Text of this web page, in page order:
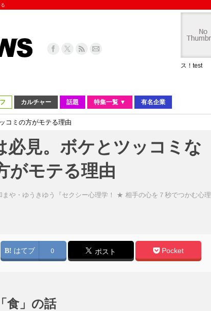
ス！test
カルチャー 話題 特集一覧 ▼ 有名企業
コミの方がモテる理由
必見。ボケとツッコミな
がモテる理由
まや・ゆうきゆう『セクシー心理学！ ★ 相手の心を７秒でつかむ心理
はてブ 0 ポスト Pocket
食」の話